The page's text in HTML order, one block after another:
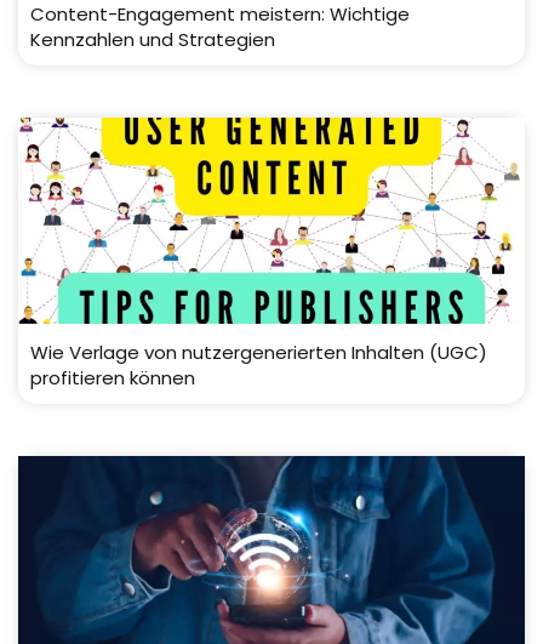
Content-Engagement meistern: Wichtige
Kennzahlen und Strategien
Wie Verlage von nutzergenerierten Inhalten (UGC)
profitieren können